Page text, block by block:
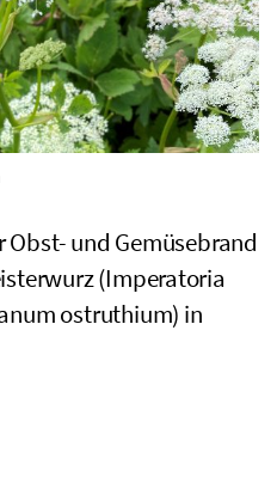
und Gemüsebrand
(Imperatoria
ostruthium) in